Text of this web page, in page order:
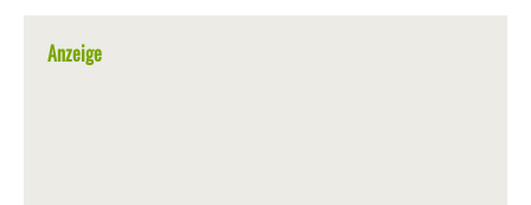
Anzeige